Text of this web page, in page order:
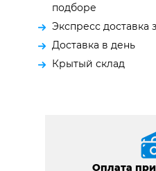
подборе
Экспресс доставка
Доставка в день
Крытый склад
Оплата